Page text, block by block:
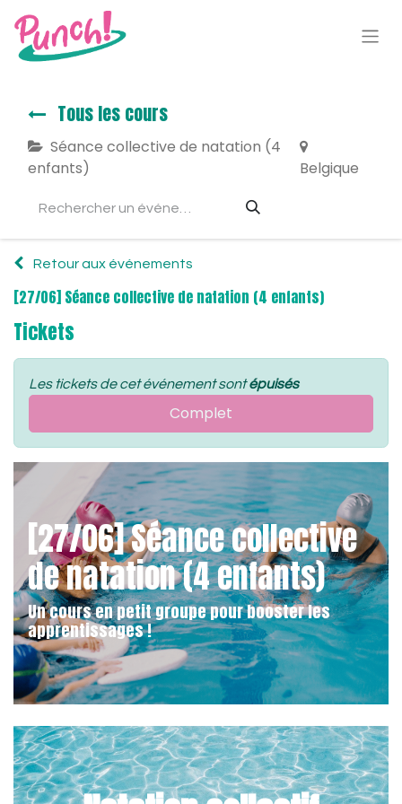
Tous les cours
Séance collective de natation (4
enfants)
Belgique
Retour aux événements
[27/06] Séance collective de natation (4 enfants)
Tickets
Les tickets de cet événement sontépuisés
Complet
[27/06] Séance collective
de natation (4 enfants)
Un cours en petit groupe pour booster les
apprentissages !